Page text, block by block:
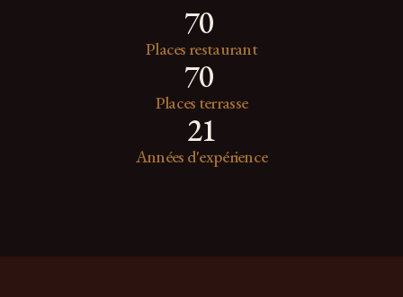
Places restaurant
70
Places terrasse
70
Années d'expérience
21